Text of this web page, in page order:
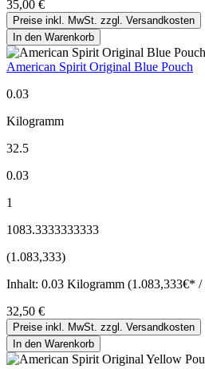
35,00 €
Preise inkl. MwSt. zzgl. Versandkosten
In den Warenkorb
American Spirit Original Blue Pouch
0.03
Kilogramm
32.5
0.03
1
1083.3333333333
(1.083,333)
Inhalt: 0.03 Kilogramm (1.083,333€*
32,50 €
Preise inkl. MwSt. zzgl. Versandkosten
In den Warenkorb